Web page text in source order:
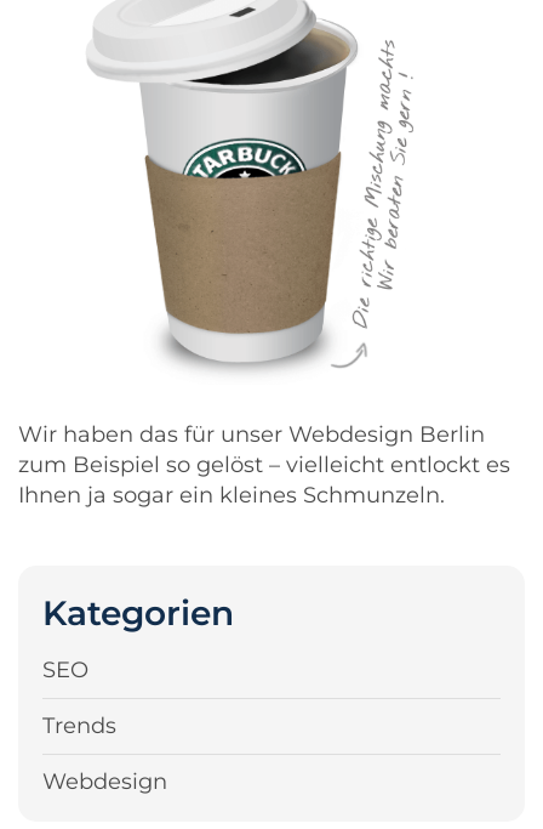
Wir haben das für unser Webdesign Berlin
zum Beispiel so gelöst – vielleicht entlockt es
Ihnen ja sogar ein kleines Schmunzeln.
Kategorien
SEO
Trends
Webdesign